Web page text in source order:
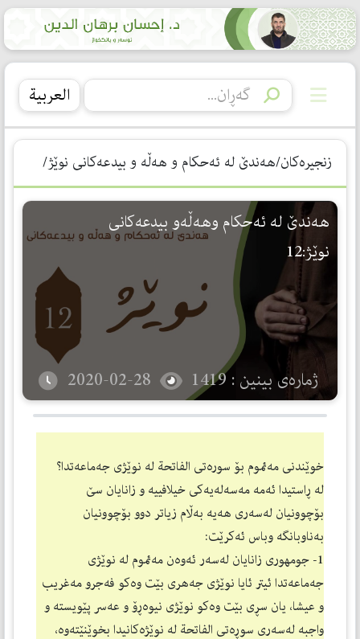
العربیة
زنجیرەکان/هەندێ لە ئەحکام و هەڵە و بیدعەکانی نوێژ/
هەندێ لە ئەحکام وهەڵەو بیدعەکانی
نوێژ:12
ژمارەی بینین : 1419 2020-02-28
خوێندنی مه‌ئموم بۆ سوره‌تی الفاتحة له‌ نوێژی جه‌ماعه‌تدا؟
له‌ ڕاستیدا ئه‌مه‌ مه‌سه‌له‌یه‌كی خیلافییه‌ و زانایان سێ
بۆچوونیان له‌سه‌ری هه‌یه‌ به‌ڵام زیاتر دوو بۆچوونیان
به‌ناوبانگه‌‌ وباس ئه‌كرێت:
1- جومهوری زانایان له‌سه‌ر ئه‌وه‌ن مه‌ئموم له‌ نوێژی
جه‌ماعه‌تدا ئیتر ئایا نوێژی جه‌هری بێت وه‌كو فه‌جرو مه‌غریب
و عیشا، یان سڕی بێت وه‌كو نوێژی نیوه‌ڕۆ و عه‌سر پێویسته‌ و
واجبه‌ له‌سه‌ری سوڕه‌تی الفاتحة له‌ نوێژه‌كانیدا بخوێنێته‌وه‌،